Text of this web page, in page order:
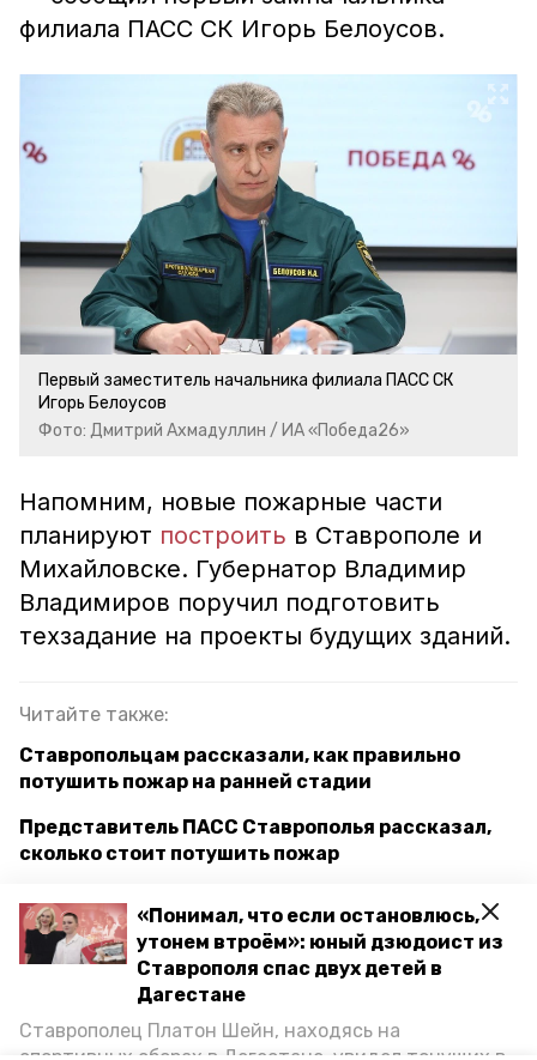
«Понимал, что если остановлюсь,
утонем втроём»: юный дзюдоист из
Ставрополя спас двух детей в
Дагестане
Ставрополец Платон Шейн, находясь на
филиала ПАСС СК Игорь Белоусов.
Первый заместитель начальника филиала ПАСС СК
Игорь Белоусов
Фото: Дмитрий Ахмадуллин / ИА «Победа26»
Напомним, новые пожарные части
планируют построить в Ставрополе и
Михайловске. Губернатор Владимир
Владимиров поручил подготовить
техзадание на проекты будущих зданий.
Читайте также:
Ставропольцам рассказали, как правильно
потушить пожар на ранней стадии
Представитель ПАСС Ставрополья рассказал,
сколько стоит потушить пожар
Сухостои, мусор и открытый огонь могут стать
причинами пожаров на Ставрополье
ставропольский край